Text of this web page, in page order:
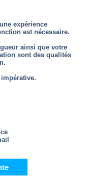
expérience
est nécessaire.
ainsi que votre
sont des qualités